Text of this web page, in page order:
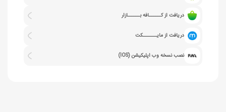
دریافت از کــــــافه بــــــازار
دریافت از مایـــــــکت
نصب نسخه وب اپلیکیشن (IOS)